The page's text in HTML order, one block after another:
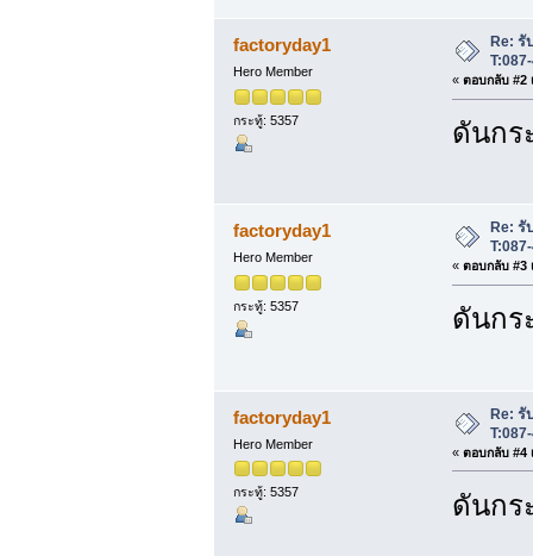
factoryday1
Hero Member
กระทู้: 5357
Re:
« ตอบกลับ #2
ดันก
factoryday1
Hero Member
กระทู้: 5357
Re:
« ตอบกลับ #3
ดันก
factoryday1
Hero Member
กระทู้: 5357
Re: รั
« ตอบกลับ #4
ดันก